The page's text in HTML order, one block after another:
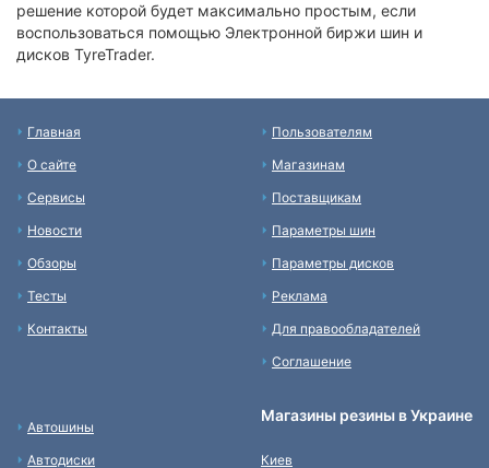
решение которой будет максимально простым, если
воспользоваться помощью Электронной биржи шин и
дисков TyreTrader.
Главная
О сайте
Сервисы
Новости
Обзоры
Тесты
Контакты
Пользователям
Магазинам
Поставщикам
Параметры шин
Параметры дисков
Реклама
Для правообладателей
Соглашение
Автошины
Автодиски
Магазины резины в Украине
Киев